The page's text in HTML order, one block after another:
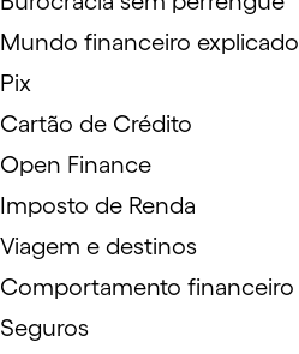
Mundo financeiro explicado
Pix
Cartão de Crédito
Open Finance
Imposto de Renda
Viagem e destinos
Comportamento financeiro
Seguros